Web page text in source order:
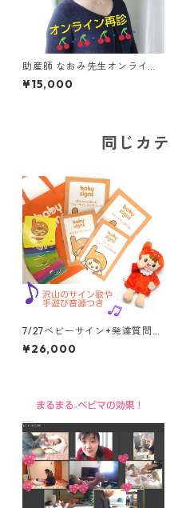
助産師 なおみ先生オンライン
相談 再診90分 妊婦さん、産
後の不調、おっぱいトラブ
¥15,000
同じカ
7/27ベビーサイン+発達質問つ
き、講師2名で担当 オンライ
ン6回(月)コース+教材セット
¥26,000